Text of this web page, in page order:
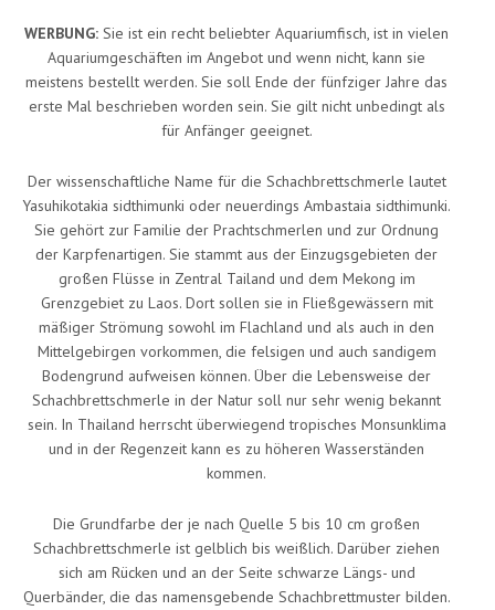
WERBUNG: Sie ist ein recht beliebter Aquariumfisch, ist in vielen
Aquariumgeschäften im Angebot und wenn nicht, kann sie
meistens bestellt werden. Sie soll Ende der fünfziger Jahre das
erste Mal beschrieben worden sein. Sie gilt nicht unbedingt als
für Anfänger geeignet.
Der wissenschaftliche Name für die Schachbrettschmerle lautet
Yasuhikotakia sidthimunki oder neuerdings Ambastaia sidthimunki.
Sie gehört zur Familie der Prachtschmerlen und zur Ordnung
der Karpfenartigen. Sie stammt aus der Einzugsgebieten der
großen Flüsse in Zentral Tailand und dem Mekong im
Grenzgebiet zu Laos. Dort sollen sie in Fließgewässern mit
mäßiger Strömung sowohl im Flachland und als auch in den
Mittelgebirgen vorkommen, die felsigen und auch sandigem
Bodengrund aufweisen können. Über die Lebensweise der
Schachbrettschmerle in der Natur soll nur sehr wenig bekannt
sein. In Thailand herrscht überwiegend tropisches Monsunklima
und in der Regenzeit kann es zu höheren Wasserständen
kommen.
Die Grundfarbe der je nach Quelle 5 bis 10 cm großen
Schachbrettschmerle ist gelblich bis weißlich. Darüber ziehen
sich am Rücken und an der Seite schwarze Längs- und
Querbänder, die das namensgebende Schachbrettmuster bilden.